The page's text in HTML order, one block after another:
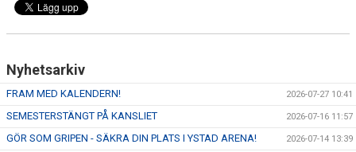
Nyhetsarkiv
FRAM MED KALENDERN! 2026-07-27 10:41
SEMESTERSTÄNGT PÅ KANSLIET 2026-07-16 11:57
GÖR SOM GRIPEN - SÄKRA DIN PLATS I YSTAD ARENA! 2026-07-14 13:39